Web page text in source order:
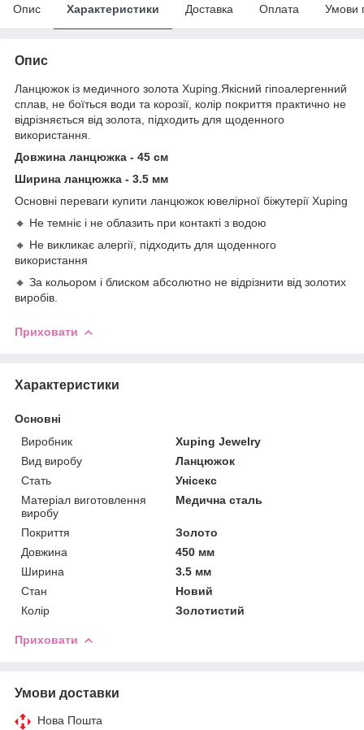
Опис Характеристики Доставка Оплата Умови
Опис
Ланцюжок із медичного золота Xuping.Якісний гіпоалергенний
сплав, не боїться води та корозії, колір покриття практично не
відрізняється від золота, підходить для щоденного
використання.
Довжина ланцюжка - 45 см
Ширина ланцюжка - 3.5 мм
Основні переваги купити ланцюжок ювелірної біжутерії Xuping
🔸 Не темніє і не облазить при контакті з водою
🔸 Не викликає алергії, підходить для щоденного
використання
🔸 За кольором і блиском абсолютно не відрізнити від золотих
виробів.
Приховати
Характеристики
Основні
Виробник
Xuping Jewelry
Вид виробу
Ланцюжок
Стать
Унісекс
Матеріал виготовлення
виробу
Медична сталь
Покриття
Золото
Довжина
450 мм
Ширина
3.5 мм
Стан
Новий
Колір
Золотистий
Приховати
Умови доставки
Нова Пошта